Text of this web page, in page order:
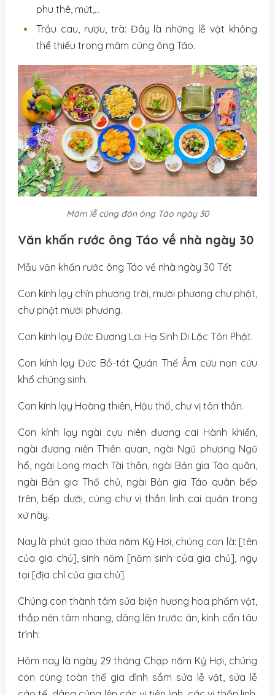
phu thê, mứt,…
Trầu cau, rượu, trà: Đây là những lễ vật không
thể thiếu trong mâm cúng ông Táo.
Mâm lễ cúng đón ông Táo ngày 30
Văn khấn rước ông Táo về nhà ngày 30
Mẫu văn khấn rước ông Táo về nhà ngày 30 Tết
Con kính lạy chín phương trời, mười phương chư phật,
chư phật mười phương.
Con kính lạy Đức Đương Lai Hạ Sinh Di Lặc Tôn Phật.
Con kính lạy Đức Bồ-tát Quán Thế Âm cứu nạn cứu
khổ chúng sinh.
Con kính lạy Hoàng thiên, Hậu thổ, chư vị tôn thần.
Con kính lạy ngài cựu niên đương cai Hành khiển,
ngài đương niên Thiên quan, ngài Ngũ phương Ngũ
hổ, ngài Long mạch Tài thần, ngài Bản gia Táo quân,
ngài Bản gia Thổ chủ, ngài Bản gia Táo quân bếp
trên, bếp dưới, cùng chư vị thần linh cai quản trong
xứ này.
Nay là phút giao thừa năm Kỷ Hợi, chúng con là: [tên
của gia chủ], sinh năm [năm sinh của gia chủ], ngụ
tại [địa chỉ của gia chủ].
Chúng con thành tâm sửa biện hương hoa phẩm vật,
thắp nén tâm nhang, dâng lên trước án, kính cẩn tâu
trình:
Hôm nay là ngày 29 tháng Chạp năm Kỷ Hợi, chúng
con cùng toàn thể gia đình sắm sửa lễ vật, sửa lễ